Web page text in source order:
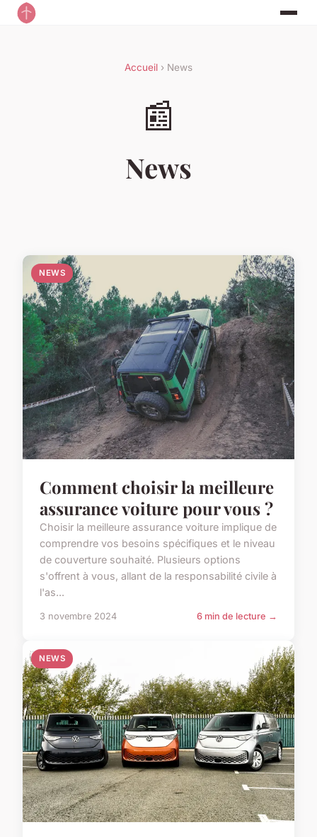
Accueil › News
📰
News
NEWS
Comment choisir la meilleure
assurance voiture pour vous ?
Choisir la meilleure assurance voiture implique de
comprendre vos besoins spécifiques et le niveau
de couverture souhaité. Plusieurs options
s'offrent à vous, allant de la responsabilité civile à
l'as...
3 novembre 2024 6 min de lecture →
NEWS